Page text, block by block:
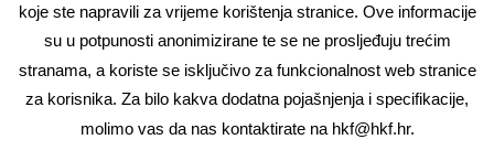
Općenite informacije
Akti Komore
Obrasci
kvalifikacije fizioterapeut i strukovne kvalifikacije
koje ste napravili za vrijeme korištenja stranice. Ove informacije
su u potpunosti anonimizirane te se ne prosljeđuju trećim
stranama, a koriste se isključivo za funkcionalnost web stranice
za korisnika. Za bilo kakva dodatna pojašnjenja i specifikacije,
molimo vas da nas kontaktirate na hkf@hkf.hr.